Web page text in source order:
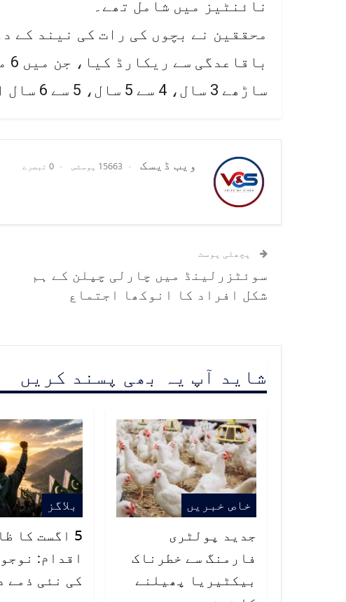
نائنٹیز میں شامل تھے۔
محققین نے بچوں کی رات کی نیند کے
ساڑھے 3 سال، 4 سے 5 سال، 5 سے 6 سال اور 6 سے 7 سال کی عمر شامل تھی۔
ویب ڈیسک 15663 پوسٹس 0 تبصرے
پچھلی پوسٹ
سوئٹزرلینڈ میں چارلی چپلن کے ہم
شکل افراد کا انوکھا اجتماع
شاید آپ یہ بھی پسند کریں
خاص خبریں
جدید پولٹری
فارمنگ سے خطرناک
بیکٹیریا پھیلنے
بلاگز
5 اگست کا
اقدام:
کی نئی ذمے